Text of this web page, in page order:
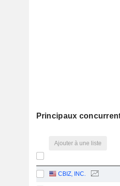
Principaux
Ajouter à une liste
CBIZ, INC.